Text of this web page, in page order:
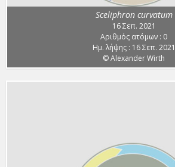
Sceliphron curvatum
16 Σεπ. 2021
Αριθμός ατόμων : 0
Ημ. λήψης : 16 Σεπ. 2021
© Alexander Wirth